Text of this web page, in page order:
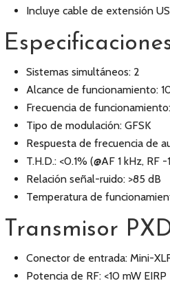
Incluye cable de extensión
Sistemas simultáneos: 2
Alcance de funcionamiento:
Frecuencia de
Tipo de modulación: GFSK
Respuesta de frecuencia de
T.H.D.: <0.1% (@AF 1 kHz, RF
Relación señal-ruido: >85 dB
Temperatura de
Transmisor
Conector de entrada: Mini-
Potencia de RF: <10 mW EIRP